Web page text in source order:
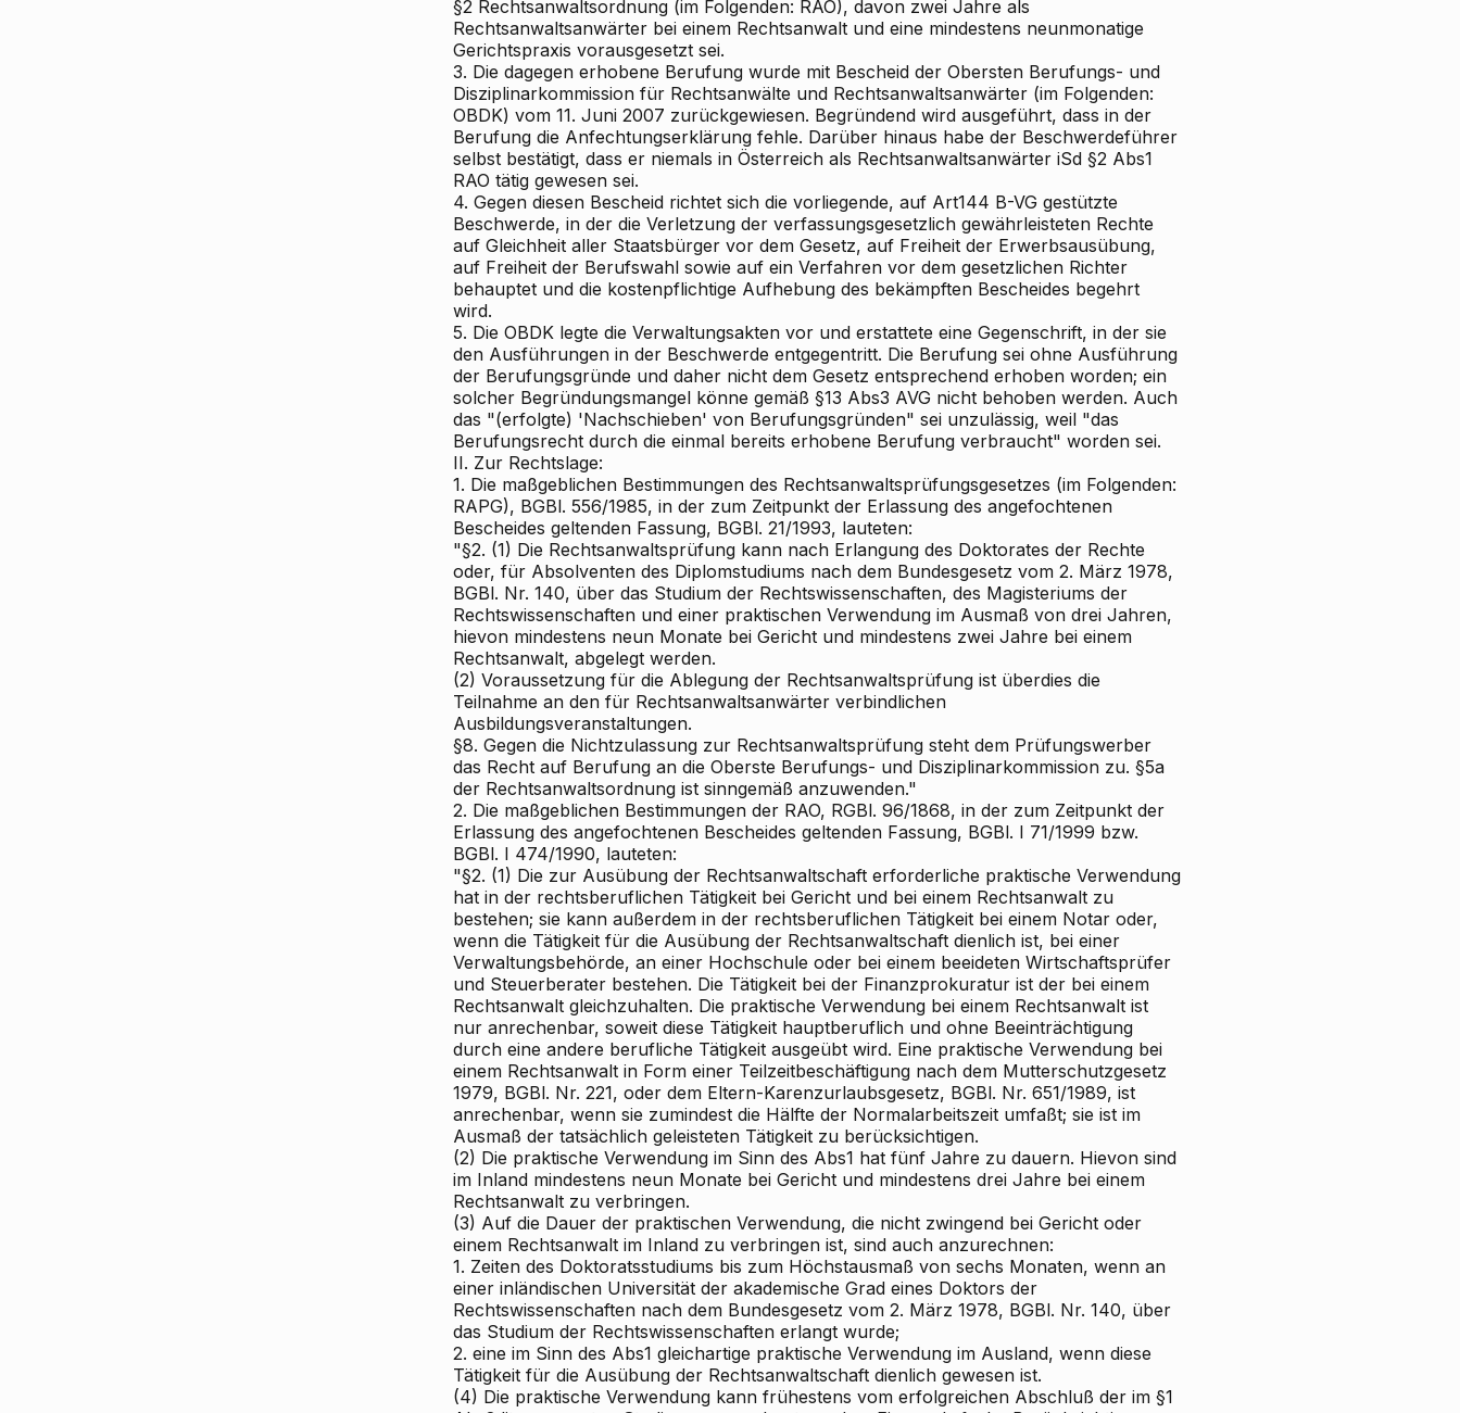
§2 Rechtsanwaltsordnung (im Folgenden: RAO), davon zwei Jahre als
Rechtsanwaltsanwärter bei einem Rechtsanwalt und eine mindestens neunmonatige
Gerichtspraxis vorausgesetzt sei.
3. Die dagegen erhobene Berufung wurde mit Bescheid der Obersten Berufungs- und
Disziplinarkommission für Rechtsanwälte und Rechtsanwaltsanwärter (im Folgenden:
OBDK) vom 11. Juni 2007 zurückgewiesen. Begründend wird ausgeführt, dass in der
Berufung die Anfechtungserklärung fehle. Darüber hinaus habe der Beschwerdeführer
selbst bestätigt, dass er niemals in Österreich als Rechtsanwaltsanwärter iSd §2 Abs1
RAO tätig gewesen sei.
4. Gegen diesen Bescheid richtet sich die vorliegende, auf Art144 B-VG gestützte
Beschwerde, in der die Verletzung der verfassungsgesetzlich gewährleisteten Rechte
auf Gleichheit aller Staatsbürger vor dem Gesetz, auf Freiheit der Erwerbsausübung,
auf Freiheit der Berufswahl sowie auf ein Verfahren vor dem gesetzlichen Richter
behauptet und die kostenpflichtige Aufhebung des bekämpften Bescheides begehrt
wird.
5. Die OBDK legte die Verwaltungsakten vor und erstattete eine Gegenschrift, in der sie
den Ausführungen in der Beschwerde entgegentritt. Die Berufung sei ohne Ausführung
der Berufungsgründe und daher nicht dem Gesetz entsprechend erhoben worden; ein
solcher Begründungsmangel könne gemäß §13 Abs3 AVG nicht behoben werden. Auch
das "(erfolgte) 'Nachschieben' von Berufungsgründen" sei unzulässig, weil "das
Berufungsrecht durch die einmal bereits erhobene Berufung verbraucht" worden sei.
II. Zur Rechtslage:
1. Die maßgeblichen Bestimmungen des Rechtsanwaltsprüfungsgesetzes (im Folgenden:
RAPG), BGBl. 556/1985, in der zum Zeitpunkt der Erlassung des angefochtenen
Bescheides geltenden Fassung, BGBl. 21/1993, lauteten:
"§2. (1) Die Rechtsanwaltsprüfung kann nach Erlangung des Doktorates der Rechte
oder, für Absolventen des Diplomstudiums nach dem Bundesgesetz vom 2. März 1978,
BGBl. Nr. 140, über das Studium der Rechtswissenschaften, des Magisteriums der
Rechtswissenschaften und einer praktischen Verwendung im Ausmaß von drei Jahren,
hievon mindestens neun Monate bei Gericht und mindestens zwei Jahre bei einem
Rechtsanwalt, abgelegt werden.
(2) Voraussetzung für die Ablegung der Rechtsanwaltsprüfung ist überdies die
Teilnahme an den für Rechtsanwaltsanwärter verbindlichen
Ausbildungsveranstaltungen.
§8. Gegen die Nichtzulassung zur Rechtsanwaltsprüfung steht dem Prüfungswerber
das Recht auf Berufung an die Oberste Berufungs- und Disziplinarkommission zu. §5a
der Rechtsanwaltsordnung ist sinngemäß anzuwenden."
2. Die maßgeblichen Bestimmungen der RAO, RGBl. 96/1868, in der zum Zeitpunkt der
Erlassung des angefochtenen Bescheides geltenden Fassung, BGBl. I 71/1999 bzw.
BGBl. I 474/1990, lauteten:
"§2. (1) Die zur Ausübung der Rechtsanwaltschaft erforderliche praktische Verwendung
hat in der rechtsberuflichen Tätigkeit bei Gericht und bei einem Rechtsanwalt zu
bestehen; sie kann außerdem in der rechtsberuflichen Tätigkeit bei einem Notar oder,
wenn die Tätigkeit für die Ausübung der Rechtsanwaltschaft dienlich ist, bei einer
Verwaltungsbehörde, an einer Hochschule oder bei einem beeideten Wirtschaftsprüfer
und Steuerberater bestehen. Die Tätigkeit bei der Finanzprokuratur ist der bei einem
Rechtsanwalt gleichzuhalten. Die praktische Verwendung bei einem Rechtsanwalt ist
nur anrechenbar, soweit diese Tätigkeit hauptberuflich und ohne Beeinträchtigung
durch eine andere berufliche Tätigkeit ausgeübt wird. Eine praktische Verwendung bei
einem Rechtsanwalt in Form einer Teilzeitbeschäftigung nach dem Mutterschutzgesetz
1979, BGBl. Nr. 221, oder dem Eltern-Karenzurlaubsgesetz, BGBl. Nr. 651/1989, ist
anrechenbar, wenn sie zumindest die Hälfte der Normalarbeitszeit umfaßt; sie ist im
Ausmaß der tatsächlich geleisteten Tätigkeit zu berücksichtigen.
(2) Die praktische Verwendung im Sinn des Abs1 hat fünf Jahre zu dauern. Hievon sind
im Inland mindestens neun Monate bei Gericht und mindestens drei Jahre bei einem
Rechtsanwalt zu verbringen.
(3) Auf die Dauer der praktischen Verwendung, die nicht zwingend bei Gericht oder
einem Rechtsanwalt im Inland zu verbringen ist, sind auch anzurechnen:
1. Zeiten des Doktoratsstudiums bis zum Höchstausmaß von sechs Monaten, wenn an
einer inländischen Universität der akademische Grad eines Doktors der
Rechtswissenschaften nach dem Bundesgesetz vom 2. März 1978, BGBl. Nr. 140, über
das Studium der Rechtswissenschaften erlangt wurde;
2. eine im Sinn des Abs1 gleichartige praktische Verwendung im Ausland, wenn diese
Tätigkeit für die Ausübung der Rechtsanwaltschaft dienlich gewesen ist.
(4) Die praktische Verwendung kann frühestens vom erfolgreichen Abschluß der im §1